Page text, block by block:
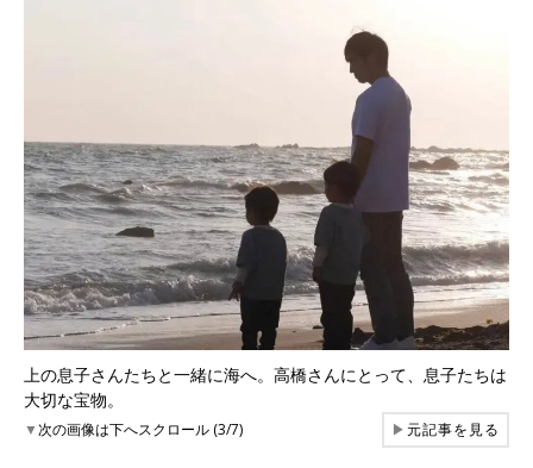
上の息子さんたちと一緒に海へ。高橋さんにとって、息子たちは
大切な宝物。
▼次の画像は下へスクロール (3/7) ▶元記事を見る